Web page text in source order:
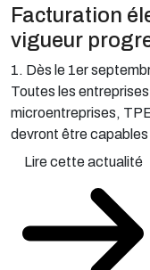
Facturation
vigueur
1. Dès le 1er
Toutes les
microentreprises,
devront être
Lire cette actualité